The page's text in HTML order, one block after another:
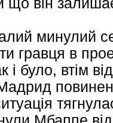
що він
минулий
гравця в
було, втім